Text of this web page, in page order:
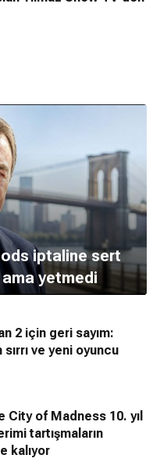
iptaline sert
yetmedi
2 için geri sayım:
ve yeni oyuncu
City of Madness 10. yıl
tartışmaların
kalıyor